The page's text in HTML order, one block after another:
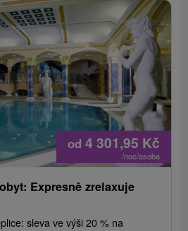
od 4 301,95 Kč
/noc/osoba
Expresně zrelaxuje
sleva ve výši 20 % na